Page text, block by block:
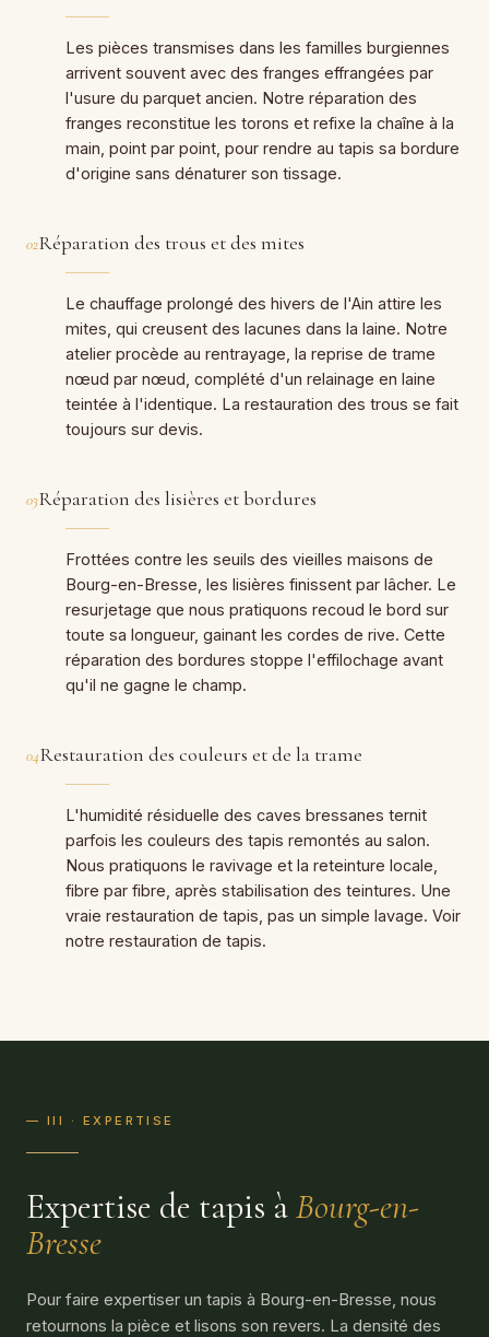
Les pièces transmises dans les familles burgiennes
arrivent souvent avec des franges effrangées par
l'usure du parquet ancien. Notre réparation des
franges reconstitue les torons et refixe la chaîne à la
main, point par point, pour rendre au tapis sa bordure
d'origine sans dénaturer son tissage.
02Réparation des trous et des mites
Le chauffage prolongé des hivers de l'Ain attire les
mites, qui creusent des lacunes dans la laine. Notre
atelier procède au rentrayage, la reprise de trame
nœud par nœud, complété d'un relainage en laine
teintée à l'identique. La restauration des trous se fait
toujours sur devis.
03Réparation des lisières et bordures
Frottées contre les seuils des vieilles maisons de
Bourg-en-Bresse, les lisières finissent par lâcher. Le
resurjetage que nous pratiquons recoud le bord sur
toute sa longueur, gainant les cordes de rive. Cette
réparation des bordures stoppe l'effilochage avant
qu'il ne gagne le champ.
04Restauration des couleurs et de la trame
L'humidité résiduelle des caves bressanes ternit
parfois les couleurs des tapis remontés au salon.
Nous pratiquons le ravivage et la reteinture locale,
fibre par fibre, après stabilisation des teintures. Une
vraie restauration de tapis, pas un simple lavage. Voir
notre restauration de tapis.
— III · EXPERTISE
Expertise de tapis àBourg-en-
Bresse
Pour faire expertiser un tapis à Bourg-en-Bresse, nous
retournons la pièce et lisons son revers. La densité des